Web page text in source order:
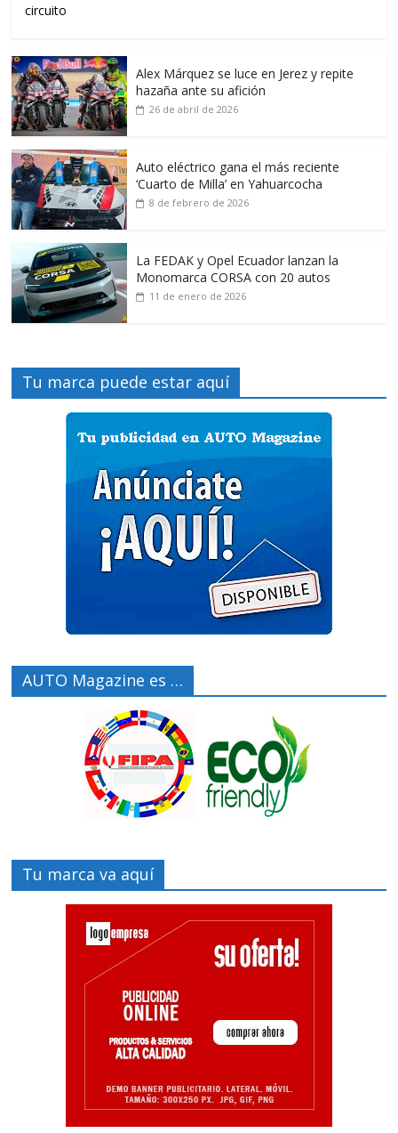
circuito
Alex Márquez se luce en Jerez y repite
hazaña ante su afición
26 de abril de 2026
Auto eléctrico gana el más reciente
‘Cuarto de Milla’ en Yahuarcocha
8 de febrero de 2026
La FEDAK y Opel Ecuador lanzan la
Monomarca CORSA con 20 autos
11 de enero de 2026
Tu marca puede estar aquí
AUTO Magazine es …
Tu marca va aquí